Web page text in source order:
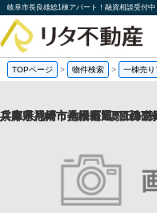
TOPページ > 物件検索 > 一棟売り
兵庫県神戸市垂水区旭が丘3丁
兵庫県尼崎市神田南通3丁目の
兵庫県尼崎市七松町1丁目の1
京都府八幡市八幡長田の1棟売